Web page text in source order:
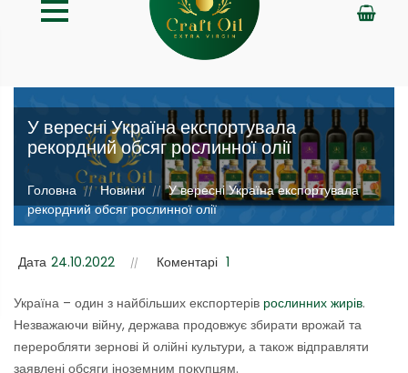
У вересні Україна експортувала
рекордний обсяг рослинної олії
;
Головна // Новини // У вересні Україна експортувала
рекордний обсяг рослинної олії
Дата 24.10.2022 Коментарі 1
Україна – один з найбільших експортерів рослинних жирів.
Незважаючи війну, держава продовжує збирати врожай та
переробляти зернові й олійні культури, а також відправляти
заявлені обсяги іноземним покупцям.